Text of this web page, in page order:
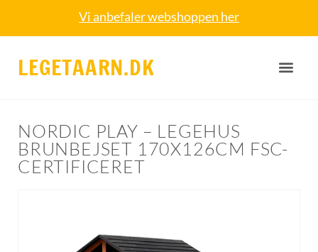
Vi anbefaler webshoppen her
LEGETAARN.DK
NORDIC PLAY – LEGEHUS
BRUNBEJSET 170X126CM FSC-
CERTIFICERET